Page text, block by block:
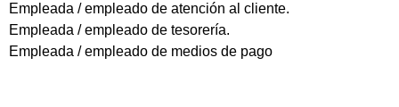
Empleada / empleado de atención al cliente.
Empleada / empleado de tesorería.
Empleada / empleado de medios de pago